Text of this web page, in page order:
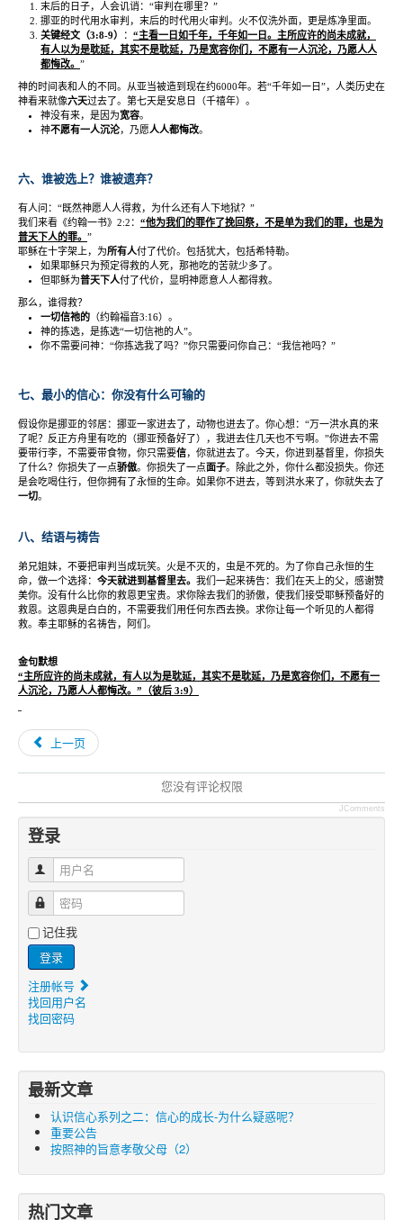
末后的日子，人会讥诮： “审判在哪里？ ”
挪亚的时代用水审判，末后的时代用火审判。火不仅洗外面，更是炼净里面。
关键经文（3:8-9） ： “主看一日如千年，千年如一日。主所应许的尚未成就，
有人以为是耽延，其实不是耽延，乃是宽容你们，不愿有一人沉沦，乃愿人人
都悔改。 ”
神的时间表和人的不同。从亚当被造到现在约6000年。若“千年如一日”，人类历史在
神看来就像六天过去了。第七天是安息日（千禧年）。
神没有来，是因为宽容。
神不愿有一人沉沦，乃愿人人都悔改。
六、谁被选上？谁被遗弃？
有人问： “既然神愿人人得救，为什么还有人下地狱？ ”
我们来看《约翰一书》 2:2 ： “他为我们的罪作了挽回祭，不是单为我们的罪，也是为
普天下人的罪。 ”
耶稣在十字架上，为所有人付了代价。包括犹大，包括希特勒。
如果耶稣只为预定得救的人死，那祂吃的苦就少多了。
但耶稣为普天下人付了代价，显明神愿意人人都得救。
那么，谁得救？
一切信祂的 （约翰福音3:16）。
神的拣选，是拣选“一切信祂的人”。
你不需要问神： “你拣选我了吗？ ”你只需要问你自己： “我信祂吗？ ”
七、最小的信心：你没有什么可输的
假设你是挪亚的邻居：挪亚一家进去了，动物也进去了。你心想： “万一洪水真的来
了呢？反正方舟里有吃的（挪亚预备好了），我进去住几天也不亏啊。 ”你进去不需
要带行李，不需要带食物，你只需要信，你就进去了。今天，你进到基督里，你损失
了什么？你损失了一点骄傲。你损失了一点面子。除此之外，你什么都没损失。你还
是会吃喝住行，但你拥有了永恒的生命。如果你不进去，等到洪水来了，你就失去了
一切。
八、结语与祷告
弟兄姐妹，不要把审判当成玩笑。火是不灭的，虫是不死的。为了你自己永恒的生
命，做一个选择： 今天就进到基督里去。 我们一起来祷告：我们在天上的父，感谢赞
美你。没有什么比你的救恩更宝贵。求你除去我们的骄傲，使我们接受耶稣预备好的
救恩。这恩典是白白的，不需要我们用任何东西去换。求你让每一个听见的人都得
救。奉主耶稣的名祷告，阿们。
金句默想
“主所应许的尚未成就，有人以为是耽延，其实不是耽延，乃是宽容你们，不愿有一
人沉沦，乃愿人人都悔改。 ” （彼后 3:9）
上一页
您没有评论权限
JComments
登录
用户名
密码
记住我
登录
注册帐号
找回用户名
找回密码
最新文章
认识信心系列之二：信心的成长-为什么疑惑呢？
重要公告
按照神的旨意孝敬父母（2）
热门文章